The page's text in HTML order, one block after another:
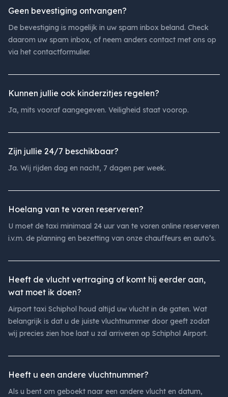
Geen bevestiging ontvangen?
De bevestiging is mogelijk in uw spam inbox beland. Check
daarom uw spam inbox, of neem anders contact met ons op
via het contactformulier.
Kunnen jullie ook kinderzitjes regelen?
Ja, mits vooraf aangegeven. Veiligheid staat voorop.
Zijn jullie 24/7 beschikbaar?
Ja. Wij rijden dag en nacht, 7 dagen per week.
Hoelang van te voren reserveren?
U moet de taxi minimaal 24 uur van te voren online reserveren
i.v.m. de planning en bezetting van onze chauffeurs en auto’s.
Heeft de vlucht vertraging of komt hij eerder aan,
wat moet ik doen?
Airport taxi Schiphol houd altijd uw vlucht in de gaten. Wat
belangrijk is dat u de juiste vluchtnummer door geeft zodat
wij precies zien hoe laat u zal arriveren op Schiphol Airport.
Heeft u een andere vluchtnummer?
Als u bent om geboekt naar een andere vlucht en datum,